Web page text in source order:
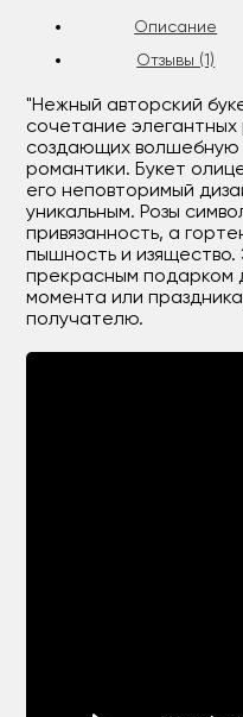
Описание
Отзывы (1)
"Нежный авторский
сочетание элегантных
создающих
романтики. Букет
его неповторимый
уникальным. Розы
привязанность, а
пышность и
прекрасным подарком
момента или
получателю.